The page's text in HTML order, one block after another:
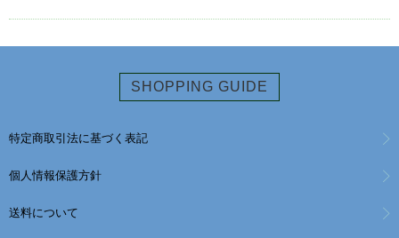
SHOPPING GUIDE
特定商取引法に基づく表記
個人情報保護方針
送料について